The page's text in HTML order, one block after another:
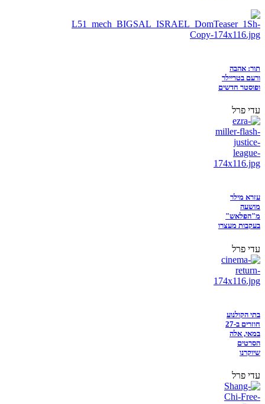
תור: אהבה
ורעם בטריילר
ופוסטר חדשים
עדי פרל
עזרא מילר
מושעה
מ"הפלאש"
בעקבות מעצרו
עדי פרל
בתי הקולנוע
חוזרים ב-27
במאי, אלה
הסרטים
שיוקרנו
עדי פרל